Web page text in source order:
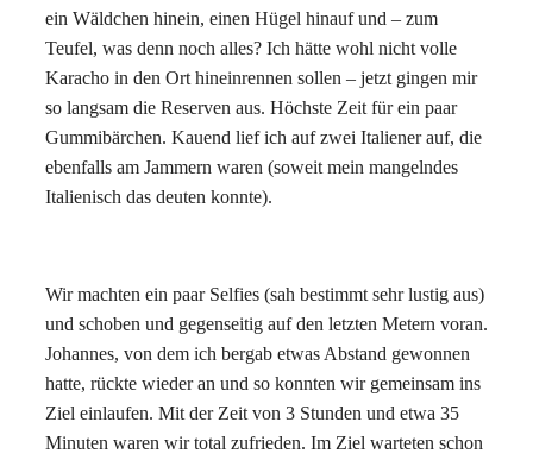
ein Wäldchen hinein, einen Hügel hinauf und – zum
Teufel, was denn noch alles? Ich hätte wohl nicht volle
Karacho in den Ort hineinrennen sollen – jetzt gingen mir
so langsam die Reserven aus. Höchste Zeit für ein paar
Gummibärchen. Kauend lief ich auf zwei Italiener auf, die
ebenfalls am Jammern waren (soweit mein mangelndes
Italienisch das deuten konnte).
Wir machten ein paar Selfies (sah bestimmt sehr lustig aus)
und schoben und gegenseitig auf den letzten Metern voran.
Johannes, von dem ich bergab etwas Abstand gewonnen
hatte, rückte wieder an und so konnten wir gemeinsam ins
Ziel einlaufen. Mit der Zeit von 3 Stunden und etwa 35
Minuten waren wir total zufrieden. Im Ziel warteten schon